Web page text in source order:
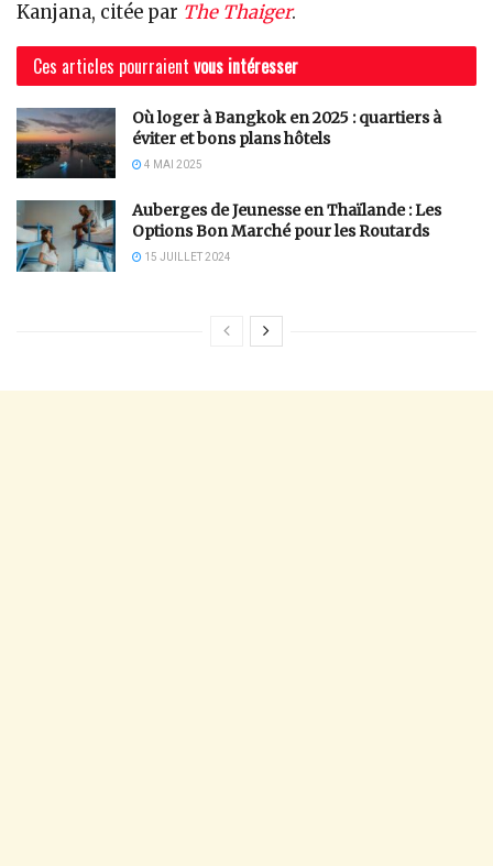
Kanjana, citée par The Thaiger.
Ces articles pourraient vous intéresser
Où loger à Bangkok en 2025 : quartiers à
éviter et bons plans hôtels
4 MAI 2025
Auberges de Jeunesse en Thaïlande : Les
Options Bon Marché pour les Routards
15 JUILLET 2024